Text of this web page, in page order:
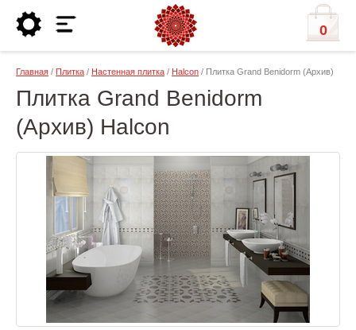
0
Главная / Плитка / Настенная плитка / Halcon / Плитка Grand Benidorm (Архив)
Плитка Grand Benidorm
(Архив) Halcon